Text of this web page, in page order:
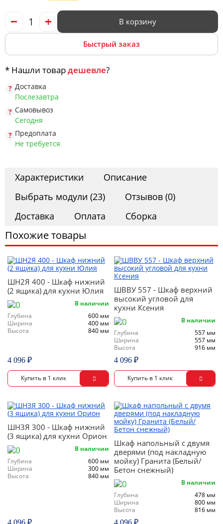
Матрасы
Ротанг
В корзину
Быстрый заказ
* Нашли товардешевле?
Доставка
Послезавтра
Самовывоз
Сегодня
Предоплата
Не требуется
Характеристики
Описание
Выбрать модули (23)
Отзывов (0)
Доставка
Оплата Сборка
Похожие товары
ШН2Я 400 - Шкаф нижний
(2 ящика) для кухни Юлия
В наличии
Глубина
600 мм
Ширина
400 мм
Высота
840 мм
4 096 ₽
ШВВУ 557 - Шкаф верхний
высокий угловой для
кухни Ксения
В наличии
Глубина
557 мм
Ширина
557 мм
Высота
916 мм
4 096 ₽
ШН3Я 300 - Шкаф нижний
(3 ящика) для кухни Орион
В наличии
Глубина
600 мм
Ширина
300 мм
Высота
840 мм
4 096 ₽
Шкаф напольный с двумя
дверями (под накладную
мойку) Гранита (Белый/
Бетон снежный)
В наличии
Глубина
478 мм
Ширина
800 мм
Высота
816 мм
4 096 ₽